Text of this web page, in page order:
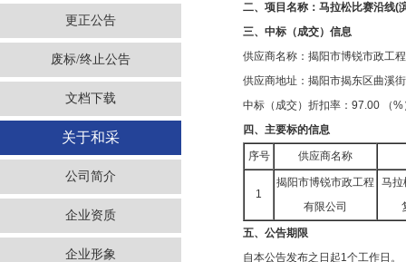
更正公告
废标/终止公告
文档下载
关于和采
公司简介
企业资质
企业形象
二、项目名称：马拉松比赛沿线(
三、中标（成交）信息
供应商名称：揭阳市博锐市政工
供应商地址：揭阳市揭东区曲溪
中标（成交）折扣率：97.00 （%
四、主要标的信息
序号 供应商名称
1
揭阳市博锐市政工程
有限公司
马拉
五、公告期限
自本公告发布之日起1个工作日。